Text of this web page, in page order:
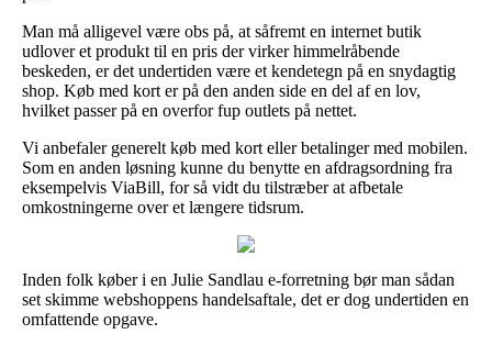
Man må alligevel være obs på, at såfremt en internet butik
udlover et produkt til en pris der virker himmelråbende
beskeden, er det undertiden være et kendetegn på en snydagtig
shop. Køb med kort er på den anden side en del af en lov,
hvilket passer på en overfor fup outlets på nettet.
Vi anbefaler generelt køb med kort eller betalinger med mobilen.
Som en anden løsning kunne du benytte en afdragsordning fra
eksempelvis ViaBill, for så vidt du tilstræber at afbetale
omkostningerne over et længere tidsrum.
Inden folk køber i en Julie Sandlau e-forretning bør man sådan
set skimme webshoppens handelsaftale, det er dog undertiden en
omfattende opgave.